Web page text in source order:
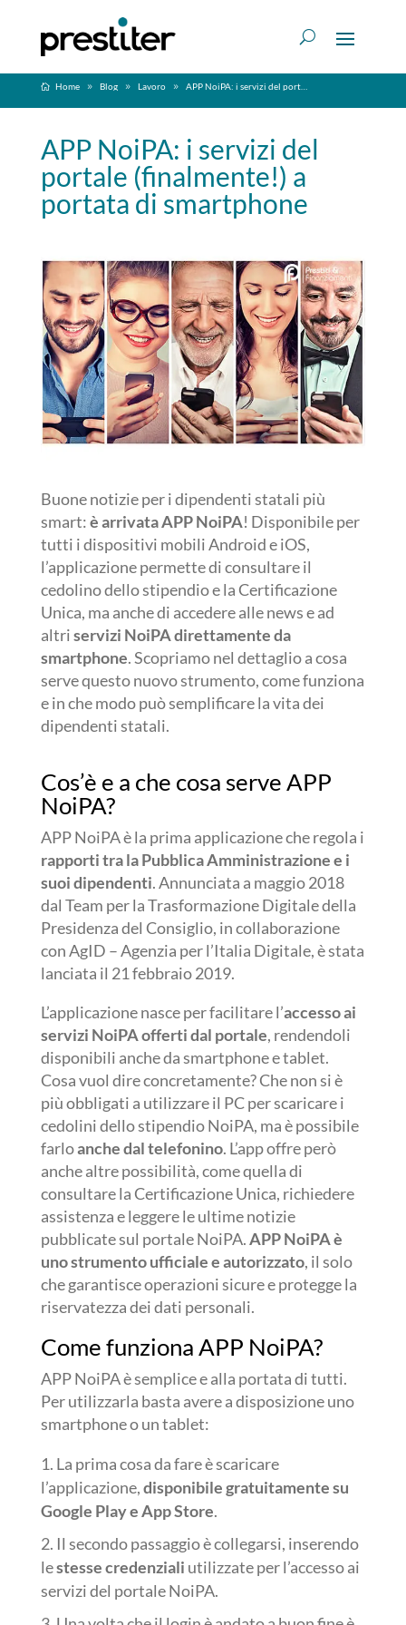
Home Blog Lavoro APP NoiPA: i servizi del portale (finalmente!) a portata di smartphone
APP NoiPA: i servizi del
portale (finalmente!) a
portata di smartphone
Buone notizie per i dipendenti statali più
smart:è arrivata APP NoiPA! Disponibile per
tutti i dispositivi mobili Android e iOS,
l’applicazione permette di consultare il
cedolino dello stipendio e la Certificazione
Unica, ma anche di accedere alle news e ad
altriservizi NoiPA direttamente da
smartphone. Scopriamo nel dettaglio a cosa
serve questo nuovo strumento, come funziona
e in che modo può semplificare la vita dei
dipendenti statali.
Cos’è e a che cosa serve APP
NoiPA?
APP NoiPA è la prima applicazione che regola i
rapporti tra la Pubblica Amministrazione e i
suoi dipendenti. Annunciata a maggio 2018
dal Team per la Trasformazione Digitale della
Presidenza del Consiglio, in collaborazione
con AgID – Agenzia per l’Italia Digitale, è stata
lanciata il 21 febbraio 2019.
L’applicazione nasce per facilitare l’accesso ai
servizi NoiPA offerti dal portale, rendendoli
disponibili anche da smartphone e tablet.
Cosa vuol dire concretamente? Che non si è
più obbligati a utilizzare il PC per scaricare i
cedolini dello stipendio NoiPA, ma è possibile
farloanche dal telefonino. L’app offre però
anche altre possibilità, come quella di
consultare la Certificazione Unica, richiedere
assistenza e leggere le ultime notizie
pubblicate sul portale NoiPA.APP NoiPA è
uno strumento ufficiale e autorizzato, il solo
che garantisce operazioni sicure e protegge la
riservatezza dei dati personali.
Come funziona APP NoiPA?
APP NoiPA è semplice e alla portata di tutti.
Per utilizzarla basta avere a disposizione uno
smartphone o un tablet:
La prima cosa da fare è scaricare
l’applicazione,disponibile gratuitamente su
Google Play e App Store.
Il secondo passaggio è collegarsi, inserendo
lestesse credenziali utilizzate per l’accesso ai
servizi del portale NoiPA.